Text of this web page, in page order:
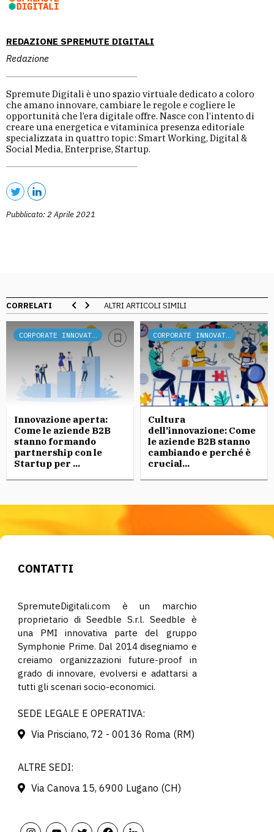
REDAZIONE SPREMUTE DIGITALI
Redazione
Spremute Digitali è uno spazio virtuale dedicato a coloro
che amano innovare, cambiare le regole e cogliere le
opportunità che l’era digitale offre. Nasce con l’intento di
creare una energetica e vitaminica presenza editoriale
specializzata in quattro topic: Smart Working, Digital &
Social Media, Enterprise, Startup.
Pubblicato: 2 Aprile 2021
CORRELATI ALTRI ARTICOLI SIMILI
CORPORATE INNOVATION
Innovazione aperta:
Come le aziende B2B
stanno formando
partnership con le
Startup per ...
CORPORATE INNOVATION
Cultura
dell’innovazione: Come
le aziende B2B stanno
cambiando e perché è
crucial...
CONTATTI
SpremuteDigitali.com è un marchio
proprietario di Seedble S.r.l. Seedble è
una PMI innovativa parte del gruppo
Symphonie Prime. Dal 2014 disegniamo e
creiamo organizzazioni future-proof in
grado di innovare, evolversi e adattarsi a
tutti gli scenari socio-economici.
SEDE LEGALE E OPERATIVA:
Via Prisciano, 72 - 00136 Roma (RM)
ALTRE SEDI:
Via Canova 15, 6900 Lugano (CH)